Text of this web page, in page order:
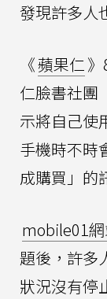
發現許多人
《蘋果仁
仁臉書社團
示將自己使
手機時不時
成購買」的
mobile01
題後，許多
狀況沒有停